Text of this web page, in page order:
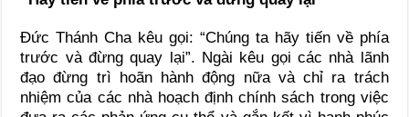
Đức Thánh Cha kêu gọi: “Chúng ta hãy tiến về phía
trước và đừng quay lại”. Ngài kêu gọi các nhà lãnh
đạo đừng trì hoãn hành động nữa và chỉ ra trách
nhiệm của các nhà hoạch định chính sách trong việc